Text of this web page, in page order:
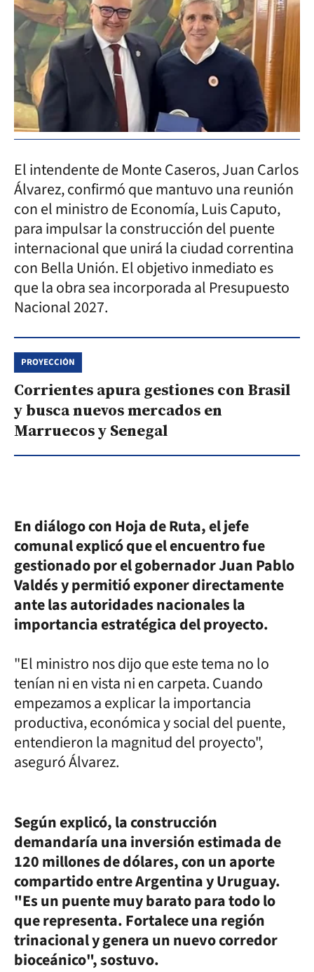
El intendente de Monte Caseros, Juan Carlos
Álvarez, confirmó que mantuvo una reunión
con el ministro de Economía, Luis Caputo,
para impulsar la construcción del puente
internacional que unirá la ciudad correntina
con Bella Unión. El objetivo inmediato es
que la obra sea incorporada al Presupuesto
Nacional 2027.
PROYECCIÓN
Corrientes apura gestiones con Brasil
y busca nuevos mercados en
Marruecos y Senegal
En diálogo con Hoja de Ruta, el jefe
comunal explicó que el encuentro fue
gestionado por el gobernador Juan Pablo
Valdés y permitió exponer directamente
ante las autoridades nacionales la
importancia estratégica del proyecto.
"El ministro nos dijo que este tema no lo
tenían ni en vista ni en carpeta. Cuando
empezamos a explicar la importancia
productiva, económica y social del puente,
entendieron la magnitud del proyecto",
aseguró Álvarez.
Según explicó, la construcción
demandaría una inversión estimada de
120 millones de dólares, con un aporte
compartido entre Argentina y Uruguay.
"Es un puente muy barato para todo lo
que representa. Fortalece una región
trinacional y genera un nuevo corredor
bioceánico", sostuvo.